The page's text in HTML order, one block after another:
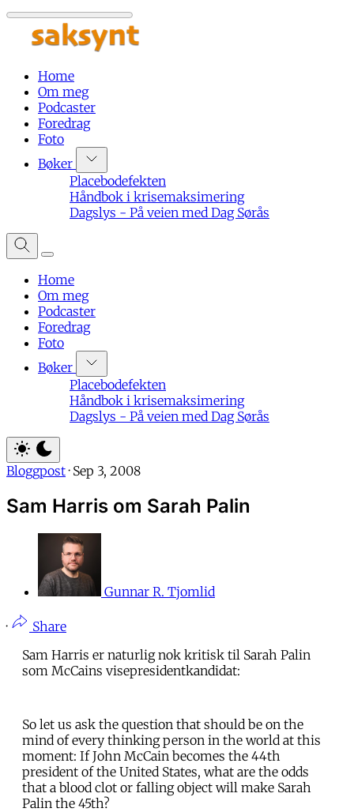
Home
Om meg
Podcaster
Foredrag
Foto
Bøker
Placebodefekten
Håndbok i krisemaksimering
Dagslys - På veien med Dag Sørås
Home
Om meg
Podcaster
Foredrag
Foto
Bøker
Placebodefekten
Håndbok i krisemaksimering
Dagslys - På veien med Dag Sørås
Bloggpost · Sep 3, 2008
Sam Harris om Sarah Palin
Gunnar R. Tjomlid
·
Share
Sam Harris er naturlig nok kritisk til Sarah Palin
som McCains visepresidentkandidat:
So let us ask the question that should be on the
mind of every thinking person in the world at this
moment: If John McCain becomes the 44th
president of the United States, what are the odds
that a blood clot or falling object will make Sarah
Palin the 45th?